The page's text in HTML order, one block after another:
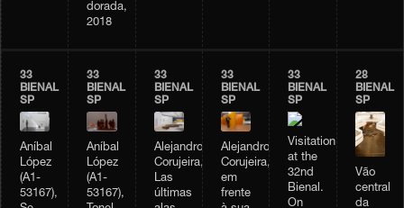
dorada,
2018
33
BIENAL
SP
Aníbal
López
(A1-
53167),
33
BIENAL
SP
Aníbal
López
(A1-
53167),
33
BIENAL
SP
Alejandro
Corujeira,
Las
últimas
33
BIENAL
SP
Alejandro
Corujeira,
em
frente
33
BIENAL
SP
Visitation
at the
32nd
Bienal.
On
28
BIENAL
SP
Vão
central
da